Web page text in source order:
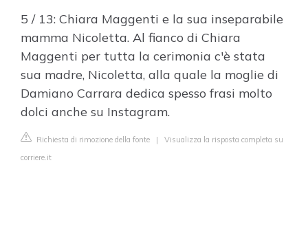
5 / 13: Chiara Maggenti e la sua inseparabile
mamma Nicoletta. Al fianco di Chiara
Maggenti per tutta la cerimonia c'è stata
sua madre, Nicoletta, alla quale la moglie di
Damiano Carrara dedica spesso frasi molto
dolci anche su Instagram.
Richiesta di rimozione della fonte | Visualizza la risposta completa su
corriere.it